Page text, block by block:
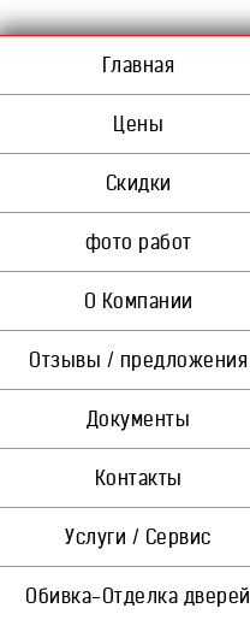
Главная
Цены
Скидки
фото работ
О Компании
Отзывы / предложения
Документы
Контакты
Услуги / Сервис
Обивка-Отделка дверей